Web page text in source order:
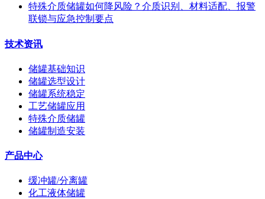
特殊介质储罐如何降风险？介质识别、材料适配、报警
联锁与应急控制要点
技术资讯
储罐基础知识
储罐选型设计
储罐系统稳定
工艺储罐应用
特殊介质储罐
储罐制造安装
产品中心
缓冲罐/分离罐
化工液体储罐